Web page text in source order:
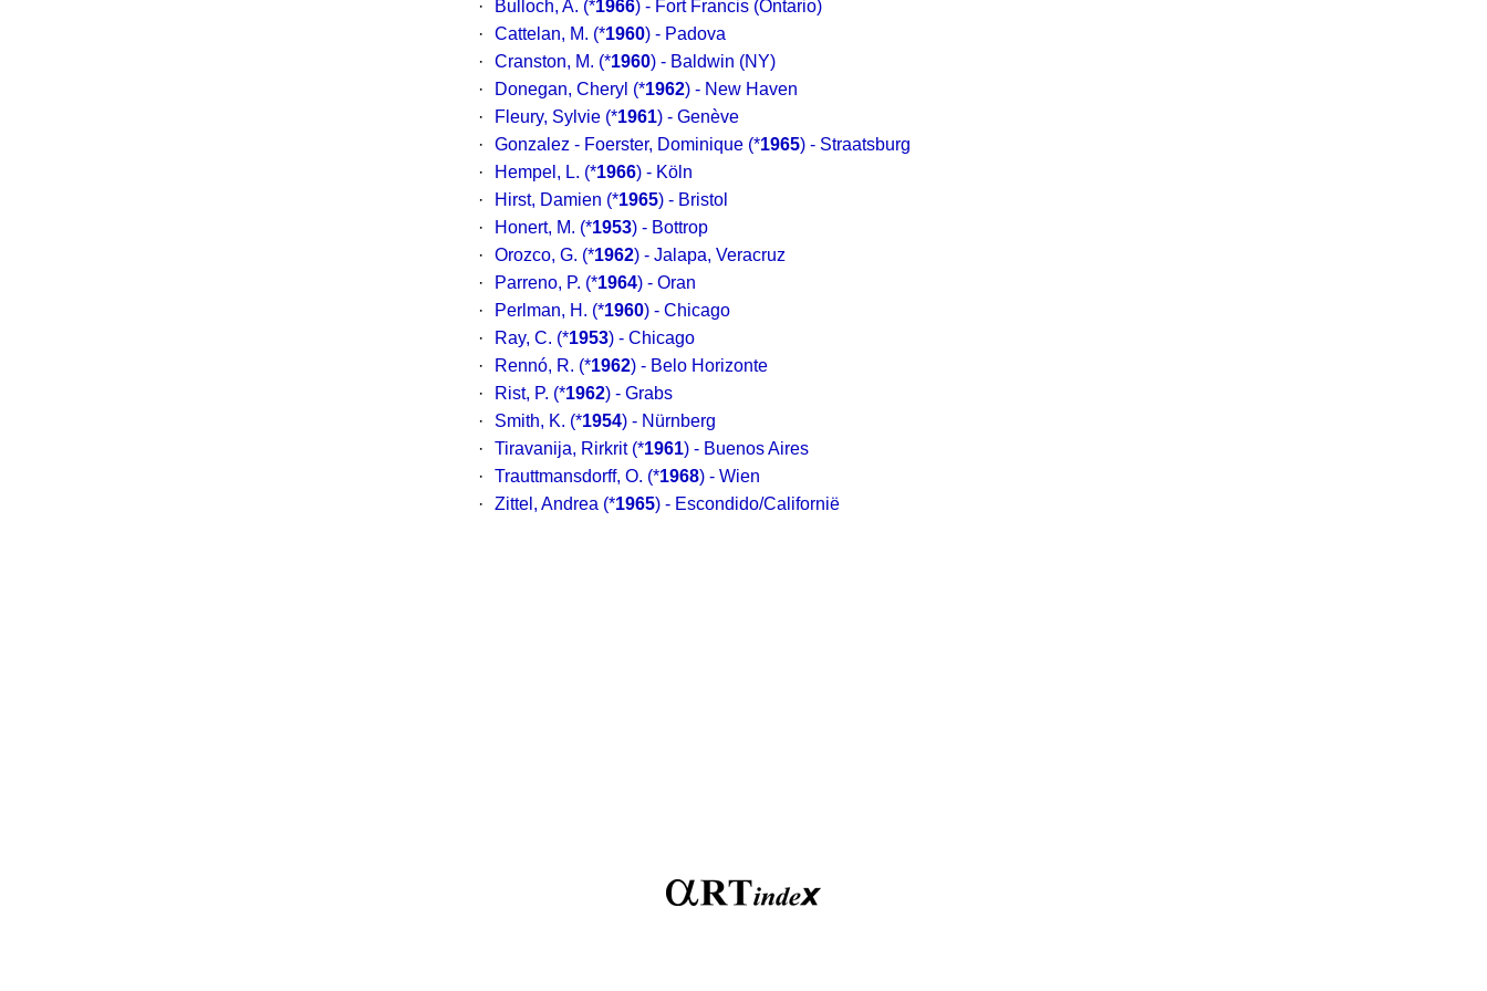
·
Bulloch, A. (*1966) - Fort Francis (Ontario)
·
Cattelan, M. (*1960) - Padova
·
Cranston, M. (*1960) - Baldwin (NY)
·
Donegan, Cheryl (*1962) - New Haven
·
Fleury, Sylvie (*1961) - Genève
·
Gonzalez - Foerster, Dominique (*1965) - Straatsburg
·
Hempel, L. (*1966) - Köln
·
Hirst, Damien (*1965) - Bristol
·
Honert, M. (*1953) - Bottrop
·
Orozco, G. (*1962) - Jalapa, Veracruz
·
Parreno, P. (*1964) - Oran
·
Perlman, H. (*1960) - Chicago
·
Ray, C. (*1953) - Chicago
·
Rennó, R. (*1962) - Belo Horizonte
·
Rist, P. (*1962) - Grabs
·
Smith, K. (*1954) - Nürnberg
·
Tiravanija, Rirkrit (*1961) - Buenos Aires
·
Trauttmansdorff, O. (*1968) - Wien
·
Zittel, Andrea (*1965) - Escondido/Californië